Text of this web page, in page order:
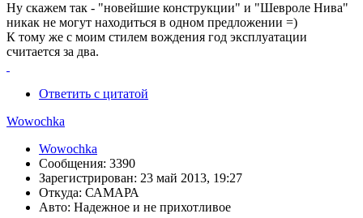
Ну скажем так - "новейшие конструкции" и "Шевроле Нива"
никак не могут находиться в одном предложении =)
К тому же с моим стилем вождения год эксплуатации
считается за два.
Ответить с цитатой
Wowochka
Wowochka
Сообщения: 3390
Зарегистрирован: 23 май 2013, 19:27
Откуда: САМАРА
Авто: Надежное и не прихотливое